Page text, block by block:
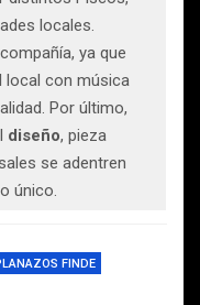
locales.
ya que
local con música
Por último,
diseño, pieza
se adentren
único.
FINDE